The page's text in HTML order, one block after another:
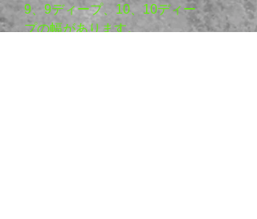
9、9ディープ、10、10ディー
プの幅があります。